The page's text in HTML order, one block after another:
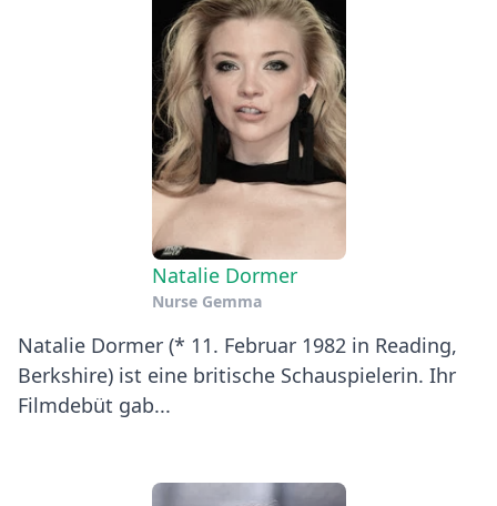
Natalie Dormer
Nurse Gemma
Natalie Dormer (* 11. Februar 1982 in Reading,
Berkshire) ist eine britische Schauspielerin. Ihr
Filmdebüt gab...